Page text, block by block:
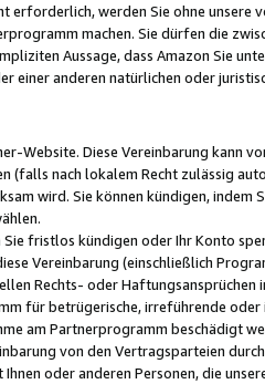
erforderlich, werden Sie ohne
machen. Sie dürfen die
Aussage, dass Amazon Sie
einer anderen natürlichen oder
Website. Diese Vereinbarung kann
nach lokalem Recht zulässig
wird. Sie können kündigen, indem
fristlos kündigen oder Ihr Konto
Vereinbarung (einschließlich
Rechts- oder Haftungsansprüchen
für betrügerische, irreführende
am Partnerprogramm beschädigt
von den Vertragsparteien
oder anderen Personen, die